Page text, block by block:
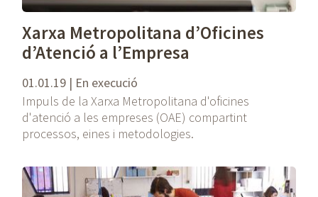
Xarxa Metropolitana d’Oficines
d’Atenció a l’Empresa
01.01.19 | En execució
Impuls de la Xarxa Metropolitana d'oficines
d'atenció a les empreses (OAE) compartint
processos, eines i metodologies.